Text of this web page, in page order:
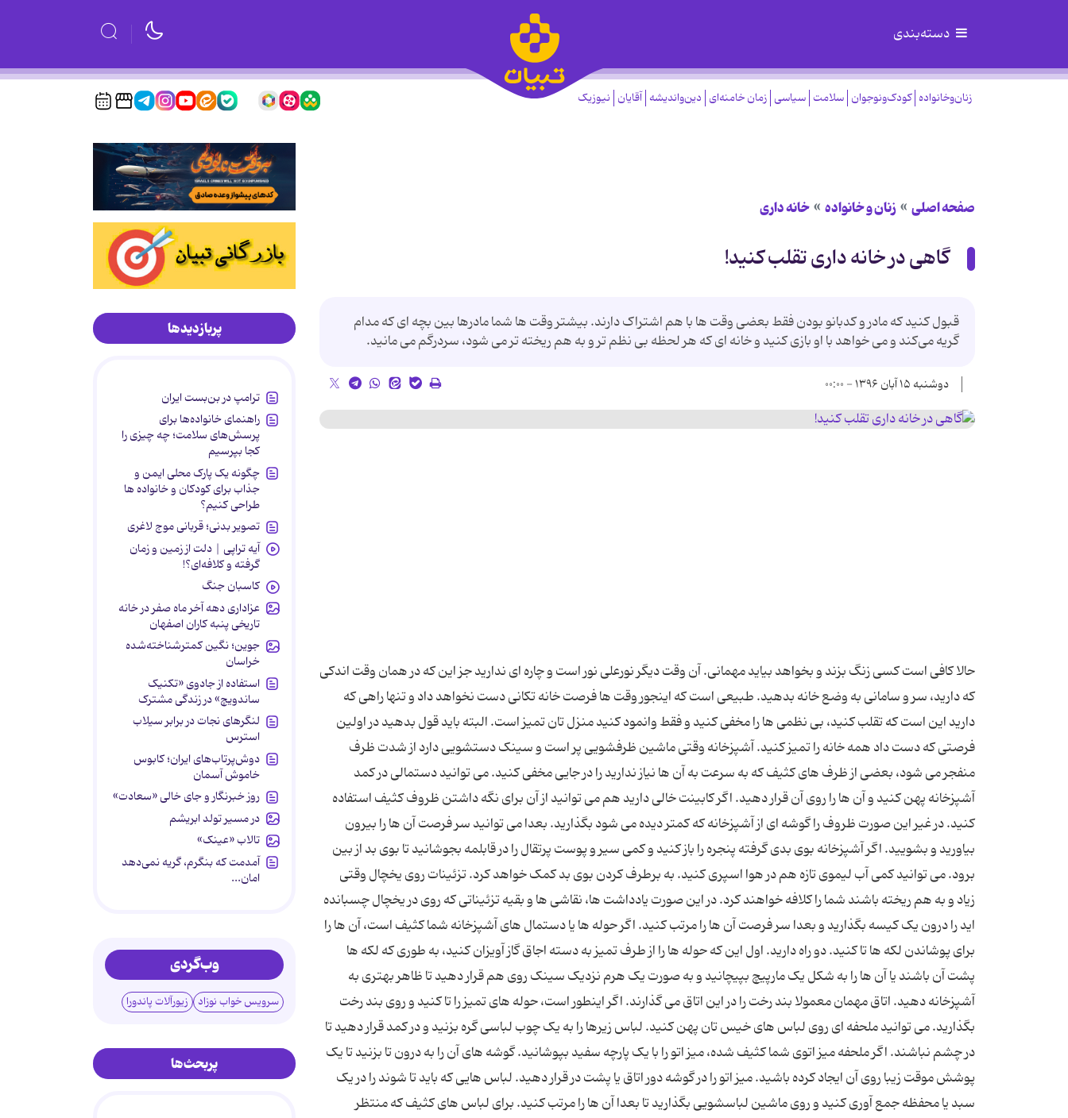
دسته‌بندی
زنان‌وخانواده کودک‌ونوجوان سلامت سیاسی زمان خامنه‌ای دین‌واندیشه آقایان نیوزیک
صفحه اصلی زنان و خانواده خانه داری
گاهی در خانه داری تقلب کنید!
قبول کنید که مادر و کدبانو بودن فقط بعضی وقت ها با هم اشتراک دارند. بیشتر وقت ها شما مادرها بین بچه ای که مدام
گریه می‌کند و می خواهد با او بازی کنید و خانه ای که هر لحظه بی نظم تر و به هم ریخته تر می شود، سردرگم می مانید.
دوشنبه ۱۵ آبان ۱۳۹۶ - ۰۰:۰۰
حالا کافی است کسی زنگ بزند و بخواهد بیاید مهمانی. آن وقت دیگر نورعلی نور است و چاره ای ندارید جز این که در همان وقت اندکی
که دارید، سر و سامانی به وضع خانه بدهید. طبیعی است که اینجور وقت ها فرصت خانه تکانی دست نخواهد داد و تنها راهی که
دارید این است که تقلب کنید، بی نظمی ها را مخفی کنید و فقط وانمود کنید منزل تان تمیز است. البته باید قول بدهید در اولین
فرصتی که دست داد همه خانه را تمیز کنید. آشپزخانه وقتی ماشین ظرفشویی پر است و سینک دستشویی دارد از شدت ظرف
منفجر می شود، بعضی از ظرف های کثیف که به سرعت به آن ها نیاز ندارید را در جایی مخفی کنید. می توانید دستمالی در کمد
آشپزخانه پهن کنید و آن ها را روی آن قرار دهید. اگر کابینت خالی دارید هم می توانید از آن برای نگه داشتن ظروف کثیف استفاده
کنید. در غیر این صورت ظروف را گوشه ای از آشپزخانه که کمتر دیده می شود بگذارید. بعدا می توانید سر فرصت آن ها را بیرون
بیاورید و بشویید. اگر آشپزخانه بوی بدی گرفته پنجره را باز کنید و کمی سیر و پوست پرتقال را در قابلمه بجوشانید تا بوی بد از بین
برود. می توانید کمی آب لیموی تازه هم در هوا اسپری کنید. به برطرف کردن بوی بد کمک خواهد کرد. تزئینات روی یخچال وقتی
زیاد و به هم ریخته باشند شما را کلافه خواهند کرد. در این صورت یادداشت ها، نقاشی ها و بقیه تزئیناتی که روی در یخچال چسبانده
اید را درون یک کیسه بگذارید و بعدا سر فرصت آن ها را مرتب کنید. اگر حوله ها یا دستمال های آشپزخانه شما کثیف است، آن ها را
برای پوشاندن لکه ها تا کنید. دو راه دارید. اول این که حوله ها را از طرف تمیز به دسته اجاق گاز آویزان کنید، به طوری که لکه ها
پشت آن باشند یا آن ها را به شکل یک مارپیچ بپیچانید و به صورت یک هرم نزدیک سینک روی هم قرار دهید تا ظاهر بهتری به
آشپزخانه دهید. اتاق مهمان معمولا بند رخت را در این اتاق می گذارند. اگر اینطور است، حوله های تمیز را تا کنید و روی بند رخت
بگذارید. می توانید ملحفه ای روی لباس های خیس تان پهن کنید. لباس زیرها را به یک چوب لباسی گره بزنید و در کمد قرار دهید تا
در چشم نباشند. اگر ملحفه میز اتوی شما کثیف شده، میز اتو را با یک پارچه سفید بپوشانید. گوشه های آن را به درون تا بزنید تا یک
پوشش موقت زیبا روی آن ایجاد کرده باشید. میز اتو را در گوشه دور اتاق یا پشت در قرار دهید. لباس هایی که باید تا شوند را در یک
سبد یا محفظه جمع آوری کنید و روی ماشین لباسشویی بگذارید تا بعدا آن ها را مرتب کنید. برای لباس های کثیف که منتظر
پربازدیدها
ترامپ در بن‌بست ایران
راهنمای خانواده‌ها برای
پرسش‌های سلامت؛ چه چیزی را
کجا بپرسیم
چگونه یک پارک محلی ایمن و
جذاب برای کودکان و خانواده ها
طراحی کنیم؟
تصویر بدنی؛ قربانی موج لاغری
آیه تراپی | دلت از زمین و زمان
گرفته و کلافه‌ای؟!
کاسبان جنگ
عزاداری دهه آخر ماه صفر در خانه
تاریخی پنبه کاران اصفهان
جوین؛ نگین کمترشناخته‌شده
خراسان
استفاده از جادوی «تکنیک
ساندویچ» در زندگی مشترک
لنگرهای نجات در برابر سیلاب
استرس
دوش‌پرتاب‌های ایران؛ کابوس
خاموش آسمان
روز خبرنگار و جای خالی «سعادت»
در مسیر تولد ابریشم
تالاب «عینک»
آمدمت که بنگرم، گریه نمی‌دهد
امان...
وب‌گردی
سرویس خواب نوزاد زیورآلات پاندورا
پربحث‌ها